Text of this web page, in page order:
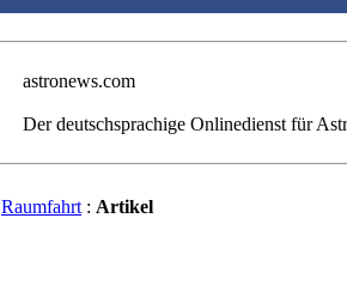
astronews.com
Der deutschsprachige Onlinedienst für
Raumfahrt : Artikel